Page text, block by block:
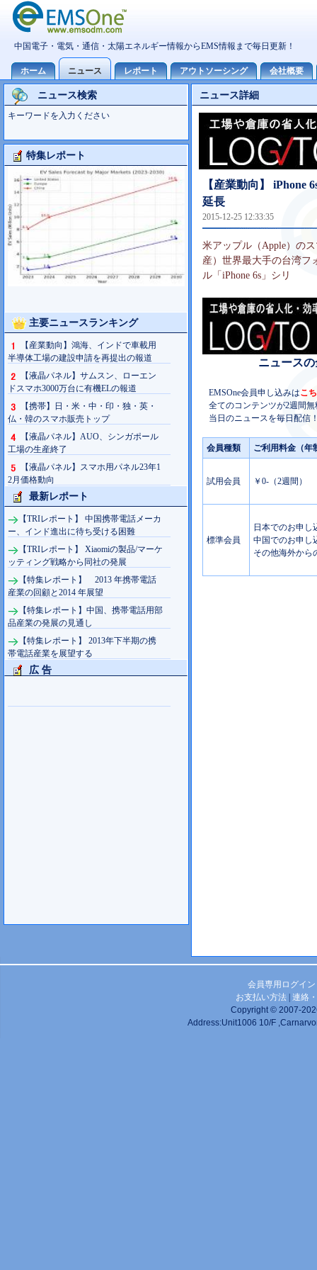
ニュース検索
キーワードを入力ください
特集レポート
大型TV市場10世代主導の可能性
主要ニュースランキング
【産業動向】鴻海、インドで車載用
半導体工場の建設申請を再提出の報道
【液晶パネル】サムスン、ローエン
ドスマホ3000万台に有機ELの報道
【携帯】日・米・中・印・独・英・
仏・韓のスマホ販売トップ
【液晶パネル】AUO、シンガポール
工場の生産終了
【液晶パネル】スマホ用パネル23年1
2月価格動向
最新レポート
【TRIレポート】 中国携帯電話メーカ
ー、インド進出に待ち受ける困難
【TRIレポート】 Xiaomiの製品/マーケ
ッティング戦略から同社の発展
【特集レポート】 2013 年携帯電話
産業の回顧と2014 年展望
【特集レポート】中国、携帯電話用部
品産業の発展の見通し
【特集レポート】 2013年下半期の携
帯電話産業を展望する
広 告
ニュース詳細
【産業動向】
延長
2015-12-25 12:33:35
米アップル（Apple）の
産）世界最大手の台湾フ
ル「iPhone 6s」シリ
ニュース
EMSOne会員申し込みはこ
全てのコンテンツが2週間
当日のニュースを毎日配信
会員種類 ご利用料金（年
試用会員 ￥0-（2週間）
標準会員
日本でのお申し
中国でのお申し
その他海外から